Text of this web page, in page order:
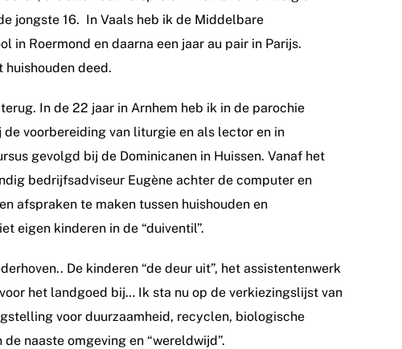
jongste 16. In Vaals heb ik de Middelbare
in Roermond en daarna een jaar au pair in Parijs.
huishouden deed.
In de 22 jaar in Arnhem heb ik in de parochie
voorbereiding van liturgie en als lector en in
gevolgd bij de Dominicanen in Huissen. Vanaf het
bedrijfsadviseur Eugène achter de computer en
afspraken te maken tussen huishouden en
eigen kinderen in de “duiventil”.
De kinderen “de deur uit”, het assistentenwerk
het landgoed bij… Ik sta nu op de verkiezingslijst van
voor duurzaamheid, recyclen, biologische
naaste omgeving en “wereldwijd”.